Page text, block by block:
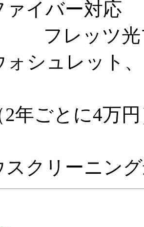
イバー対応
ツ光プレ
ォシュレット
2年ごとに4万
クリーニン